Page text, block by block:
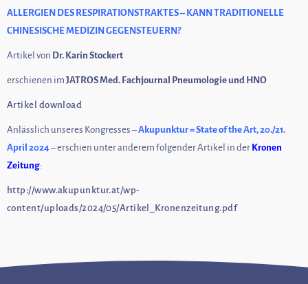
ALLERGIEN DES RESPIRATIONSTRAKTES – KANN TRADITIONELLE
CHINESISCHE MEDIZIN GEGENSTEUERN?
Artikel von Dr. Karin Stockert
erschienen im JATROS Med. Fachjournal Pneumologie und HNO
Artikel download
Anlässlich unseres Kongresses –Akupunktur = State of the Art, 20./21.
April 2024 – erschien unter anderem folgender Artikel in der Kronen
Zeitung:
http://www.akupunktur.at/wp-
content/uploads/2024/05/Artikel_Kronenzeitung.pdf